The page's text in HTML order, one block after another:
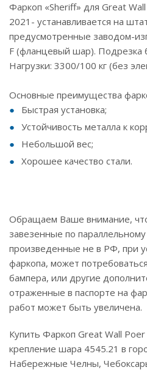
Фаркоп «Sheriff» для Great
2021- устанавливается на
предусмотренные заводом-
F (фланцевый шар). Подрезка
Нагрузки: 3300/100 кг (без
Основные преимущества
Быстрая установка;
Устойчивость металла к
Небольшой вес;
Хорошее качество стали.
Обращаем Ваше внимание,
завезенные по
произведенные не в РФ, при
фаркопа, может
бампера, или другие
отраженные в паспорте на
работ может быть увеличена.
Купить Фаркоп Great Wall
крепление шара 4545.21 в
Набережные Челны,